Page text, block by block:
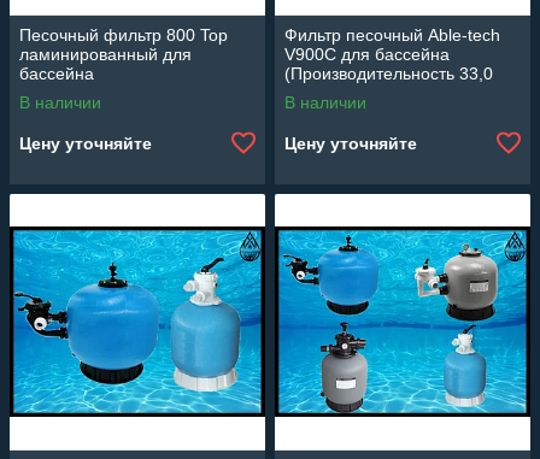
Песочный фильтр 800 Top
ламинированный для
бассейна
(Производительность 26,1
м3/ч)
В наличии
Цену уточняйте
Фильтр песочный Able-tech
V900C для бассейна
(Производительность 33,0
м3/ч)
В наличии
Цену уточняйте